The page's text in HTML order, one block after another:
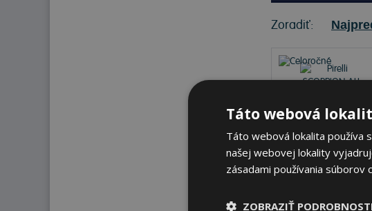
Zoradiť:
Na sklade 1 ks-K
Táto webová
Táto webová lokalita používa
našej webovej lokality
zásadami používania súborov
ZOBRAZIŤ